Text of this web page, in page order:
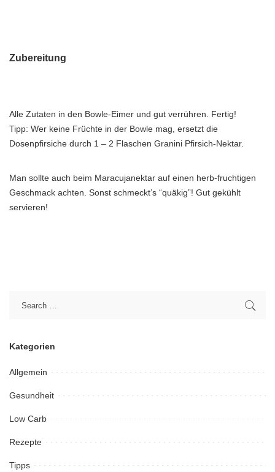
Zubereitung
Alle Zutaten in den Bowle-Eimer und gut verrühren. Fertig!
Tipp: Wer keine Früchte in der Bowle mag, ersetzt die
Dosenpfirsiche durch 1 – 2 Flaschen Granini Pfirsich-Nektar.
Man sollte auch beim Maracujanektar auf einen herb-fruchtigen
Geschmack achten. Sonst schmeckt’s “quäkig”! Gut gekühlt
servieren!
Kategorien
Allgemein
Gesundheit
Low Carb
Rezepte
Tipps